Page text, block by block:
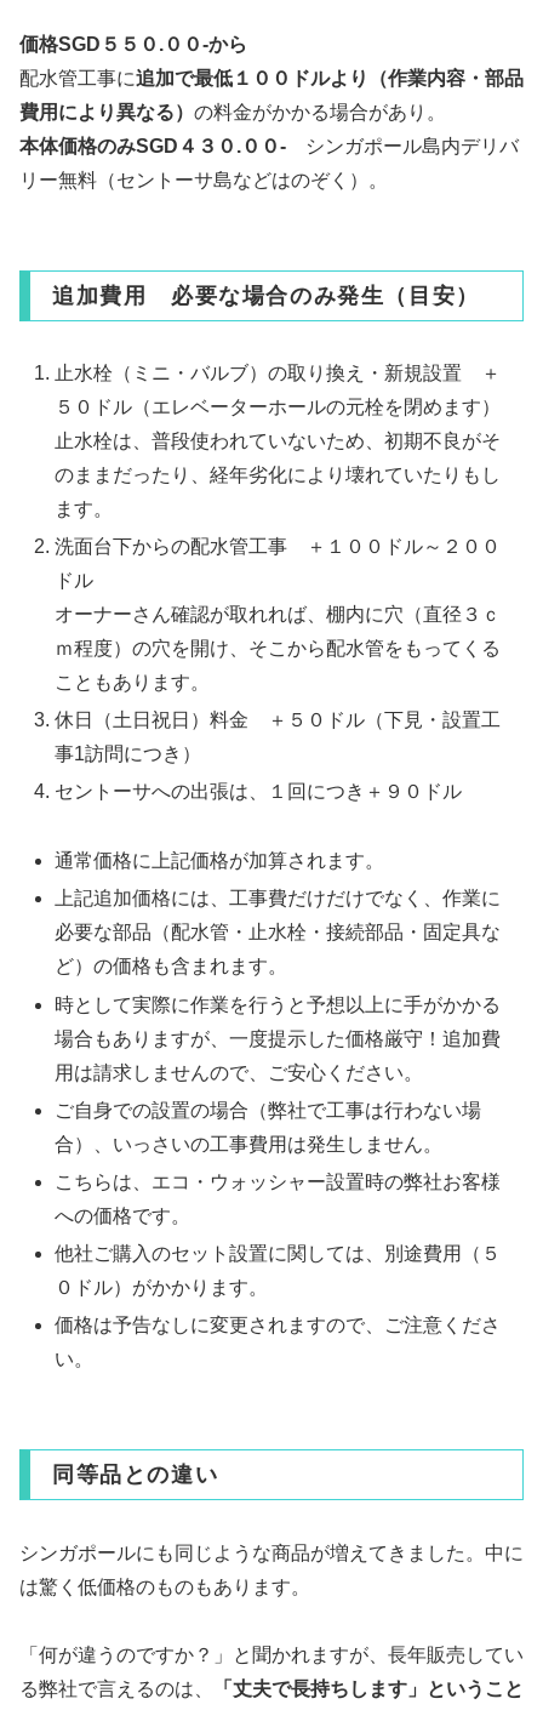
価格SGD５５０.００‐から
配水管工事に追加で最低１００ドルより（作業内容・部品
費用により異なる） の料金がかかる場合があり。
本体価格のみSGD４３０.００- シンガポール島内デリバ
リー無料（セントーサ島などはのぞく）。
追加費用 必要な場合のみ発生（目安）
止水栓（ミニ・バルブ）の取り換え・新規設置 ＋
５０ドル（エレベーターホールの元栓を閉めます）
止水栓は、普段使われていないため、初期不良がそ
のままだったり、経年劣化により壊れていたりもし
ます。
洗面台下からの配水管工事 ＋１００ドル～２００
ドル
オーナーさん確認が取れれば、棚内に穴（直径３ｃ
ｍ程度）の穴を開け、そこから配水管をもってくる
こともあります。
休日（土日祝日）料金 ＋５０ドル（下見・設置工
事1訪問につき）
セントーサへの出張は、１回につき＋９０ドル
通常価格に上記価格が加算されます。
上記追加価格には、工事費だけだけでなく、作業に
必要な部品（配水管・止水栓・接続部品・固定具な
ど）の価格も含まれます。
時として実際に作業を行うと予想以上に手がかかる
場合もありますが、一度提示した価格厳守！追加費
用は請求しませんので、ご安心ください。
ご自身での設置の場合（弊社で工事は行わない場
合）、いっさいの工事費用は発生しません。
こちらは、エコ・ウォッシャー設置時の弊社お客様
への価格です。
他社ご購入のセット設置に関しては、別途費用（５
０ドル）がかかります。
価格は予告なしに変更されますので、ご注意くださ
い。
同等品との違い
シンガポールにも同じような商品が増えてきました。中に
は驚く低価格のものもあります。
「何が違うのですか？」と聞かれますが、長年販売してい
る弊社で言えるのは、
「丈夫で長持ちします」ということ